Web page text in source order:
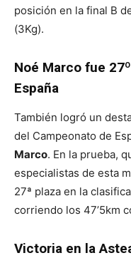
posición en la final B
(3Kg).
Noé Marco fue
España
También logró un
del Campeonato de
Marco. En la prueba,
especialistas de esta
27ª plaza en la
corriendo los 47’5km
Victoria en la